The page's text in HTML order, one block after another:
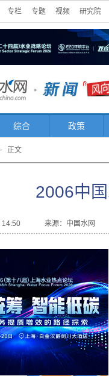
专栏 专题 视频 研究院
综合 政策
正文
2006中
14:50 来源： 中国水网